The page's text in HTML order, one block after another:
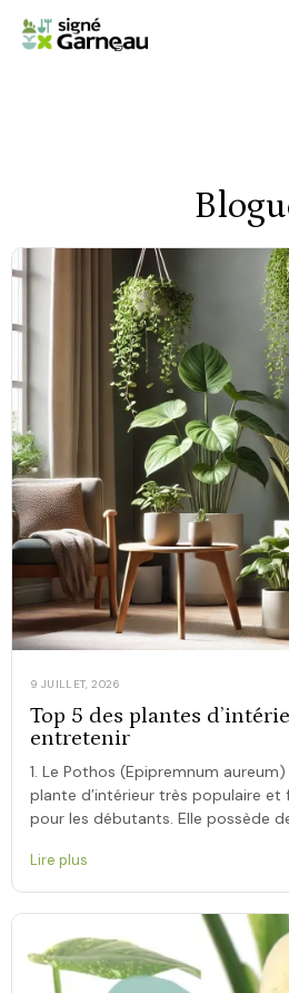
9 JUILLET, 2026
Top 5 des plantes
entretenir
1. Le Pothos (Epipremnum
plante d’intérieur très populaire et
pour les débutants. Elle possède
Lire plus